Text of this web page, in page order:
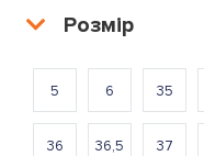
Розмір
5 6 35
36 36,5 37